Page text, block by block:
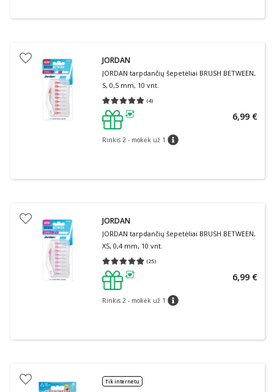
JORDAN
JORDAN tarpdančių šepetėliai BRUSH BETWEEN,
S, 0,5 mm, 10 vnt.
(4)
Vidutinis įvertinimas 5.00
patarimas
Rinkis 2 - mokėk už 1 patarimas
6,99 €
JORDAN
JORDAN tarpdančių šepetėliai BRUSH BETWEEN,
XS, 0,4 mm, 10 vnt.
(25)
Vidutinis įvertinimas 4.88
patarimas
Rinkis 2 - mokėk už 1 patarimas
6,99 €
Tik internetu